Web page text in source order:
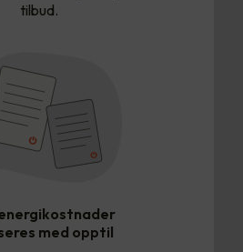
tilbud.
med opptil